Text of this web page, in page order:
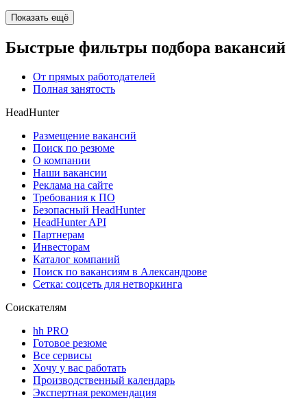
Показать ещё
Быстрые фильтры подбора вакансий
От прямых работодателей
Полная занятость
HeadHunter
Размещение вакансий
Поиск по резюме
О компании
Наши вакансии
Реклама на сайте
Требования к ПО
Безопасный HeadHunter
HeadHunter API
Партнерам
Инвесторам
Каталог компаний
Поиск по вакансиям в Александрове
Сетка: соцсеть для нетворкинга
Соискателям
hh PRO
Готовое резюме
Все сервисы
Хочу у вас работать
Производственный календарь
Экспертная рекомендация